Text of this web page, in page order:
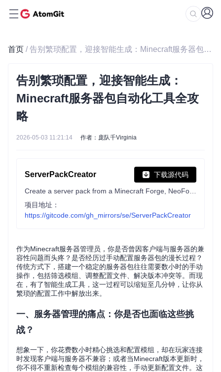
首页 / 告别繁琐配置，迎接智能生成：Minecraft服务器包自动化工具全攻略
告别繁琐配置，迎接智能生成：
Minecraft服务器包自动化工具全攻
略
2026-05-03 11:21:14 作者：庞队千Virginia
ServerPackCreator 下载源代码
项目地址：
https://gitcode.com/gh_mirrors/se/ServerPackCreator
作为Minecraft服务器管理员，你是否曾因客户端与服务器的兼
容性问题而头疼？是否经历过手动配置服务器包的漫长过程？
传统方式下，搭建一个稳定的服务器包往往需要数小时的手动
操作，包括筛选模组、调整配置文件、解决版本冲突等。而现
在，有了智能生成工具，这一过程可以缩短至几分钟，让你从
繁琐的配置工作中解放出来。
一、服务器管理的痛点：你是否也面临这些挑
战？
想象一下，你花费数小时精心挑选和配置模组，却在玩家连接
时发现客户端与服务器不兼容；或者当Minecraft版本更新时，
你不得不重新检查每个模组的兼容性，手动更新配置文件。这